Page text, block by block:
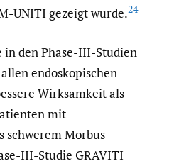
UNITI gezeigt wurde.24
in den Phase-III-Studien
endoskopischen
Wirksamkeit als
mit
schwerem Morbus
III-Studie GRAVITI